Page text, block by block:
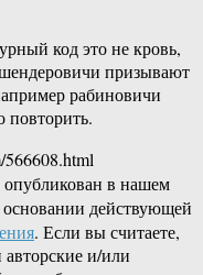
код это не кровь,
призывают
рабиновичи
повторить.
566608.html
опубликован в нашем
действующей
. Если вы считаете,
и/или